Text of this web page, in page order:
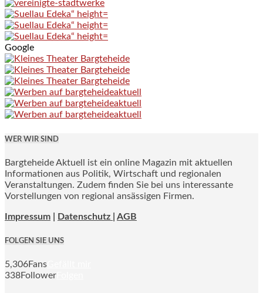
Google
WER WIR SIND
Bargteheide Aktuell ist ein online Magazin mit aktuellen
Informationen aus Politik, Wirtschaft und regionalen
Veranstaltungen. Zudem finden Sie bei uns interessante
Vorstellungen von regional ansässigen Firmen.
Impressum Datenschutz | AGB
FOLGEN SIE UNS
5,306Fans
338Follower